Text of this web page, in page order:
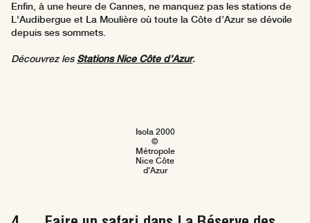
Enfin, à une heure de Cannes, ne manquez pas les stations de
L'Audibergue et La Moulière où toute la Côte d’Azur se dévoile
depuis ses sommets.
Découvrez les Stations Nice Côte d’Azur.
Isola 2000
©
Métropole
Nice Côte
d'Azur